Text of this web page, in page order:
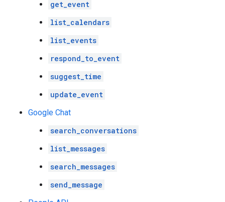
get_event
list_calendars
list_events
respond_to_event
suggest_time
update_event
Google Chat
search_conversations
list_messages
search_messages
send_message